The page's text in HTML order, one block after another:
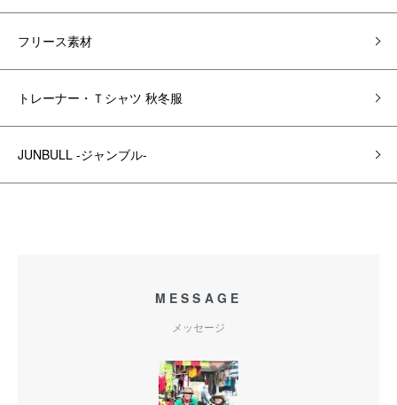
フリース素材
トレーナー・Ｔシャツ 秋冬服
JUNBULL -ジャンブル-
MESSAGE
メッセージ